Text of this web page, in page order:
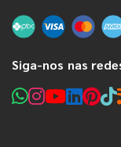
Siga-nos nas